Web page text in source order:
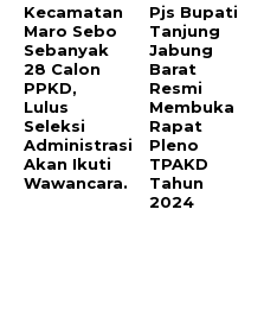
Kecamatan
Maro Sebo
Sebanyak
28 Calon
PPKD,
Lulus
Seleksi
Administrasi
Akan Ikuti
Wawancara.
Pjs Bupati
Tanjung
Jabung
Barat
Resmi
Membuka
Rapat
Pleno
TPAKD
Tahun
2024